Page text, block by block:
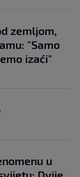
zemljom,
"Samo
izaći"
u